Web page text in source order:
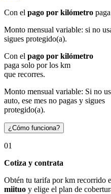
Con el pago por kilómetro
Monto mensual variable: si no
sigues protegido(a).
Con el pago por kilómetro
paga solo por los km
que recorres.
Monto mensual variable: Si no
auto, ese mes no pagas y sigues
protegido(a).
¿Cómo funciona?
01
Cotiza y contrata
Obtén tu tarifa por km recorrido
miituo y elige el plan de